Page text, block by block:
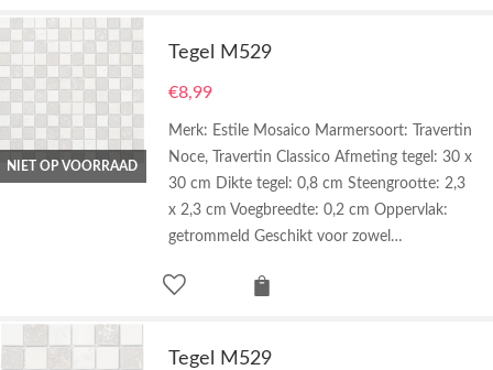
NIET OP VOORRAAD
Tegel M529
€8,99
Merk: Estile Mosaico Marmersoort: Travertin
Noce, Travertin Classico Afmeting tegel: 30 x
30 cm Dikte tegel: 0,8 cm Steengrootte: 2,3
x 2,3 cm Voegbreedte: 0,2 cm Oppervlak:
getrommeld Geschikt voor zowel…
Tegel M529